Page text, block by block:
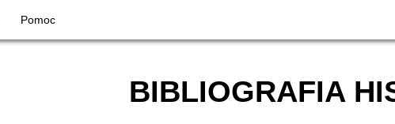
Pomoc
BIBLIOGRAFIA